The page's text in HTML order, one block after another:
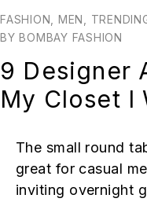
FASHION MEN
BY BOMBAY FASHION
9 Designer
My Closet I
The small round
great for casual
inviting overnight